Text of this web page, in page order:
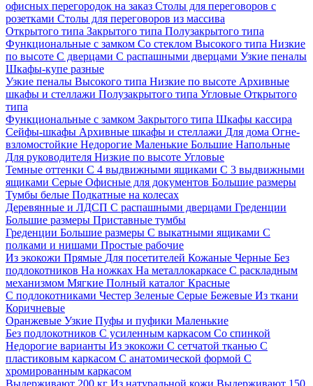
офисных перегородок на заказ Столы для переговоров с
розетками Столы для переговоров из массива
Открытого типа Закрытого типа Полузакрытого типа
Функциональные с замком Со стеклом Высокого типа Низкие
по высоте С дверцами С распашными дверцами Узкие пеналы
Шкафы-купе разные
Узкие пеналы Высокого типа Низкие по высоте Архивные
шкафы и стеллажи Полузакрытого типа Угловые Открытого
типа
Функциональные с замком Закрытого типа Шкафы кассира
Сейфы-шкафы Архивные шкафы и стеллажи Для дома Огне-
взломостойкие Недорогие Маленькие Большие Напольные
Для руководителя Низкие по высоте Угловые
Темные оттенки С 4 выдвижными ящиками С 3 выдвижными
ящиками Серые Офисные для документов Большие размеры
Тумбы белые Подкатные на колесах
Деревянные и ЛДСП С распашными дверцами Греденции
Большие размеры Приставные тумбы
Греденции Большие размеры С выкатными ящиками С
полками и нишами Простые рабочие
Из экокожи Прямые Для посетителей Кожаные Черные Без
подлокотников На ножках На металлокаркасе С раскладным
механизмом Мягкие Полный каталог Красные
С подлокотниками Честер Зеленые Серые Бежевые Из ткани
Коричневые
Оранжевые Узкие Пуфы и пуфики Маленькие
Без подлокотников С усиленным каркасом Со спинкой
Недорогие варианты Из экокожи С сетчатой тканью С
пластиковым каркасом С анатомической формой С
хромированным каркасом
Выдерживают 200 кг Из натуральной кожи Выдерживают 150